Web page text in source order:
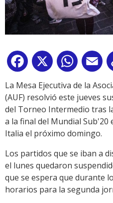
Facebook
X
La Mesa Ejecutiva de la
(AUF) resolvió este jueves
del Torneo Intermedio tras
a la final del Mundial Sub'20
Italia el próximo domingo.
Los partidos que se iban a
el lunes quedaron
que se espera que durante
horarios para la segunda